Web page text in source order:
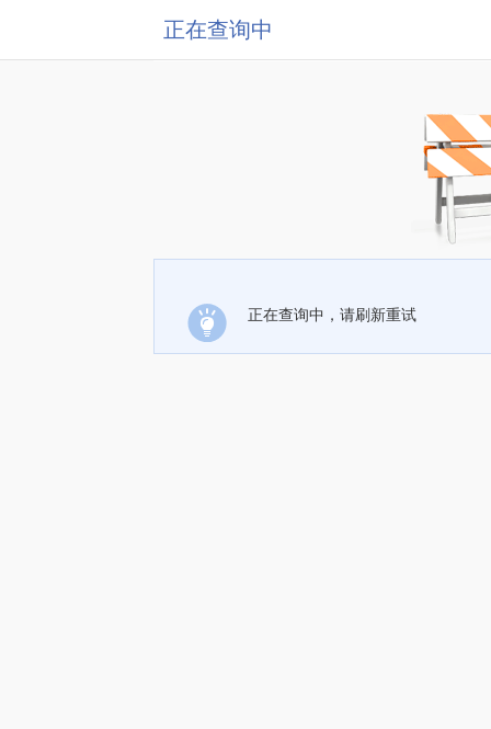
正在查询中
正在查询中，请刷新重试